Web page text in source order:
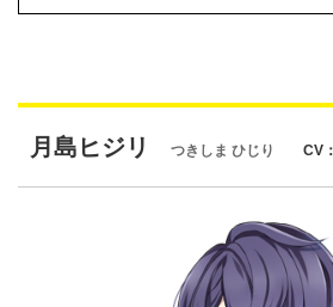
月島ヒジリ つきしま ひじり CV